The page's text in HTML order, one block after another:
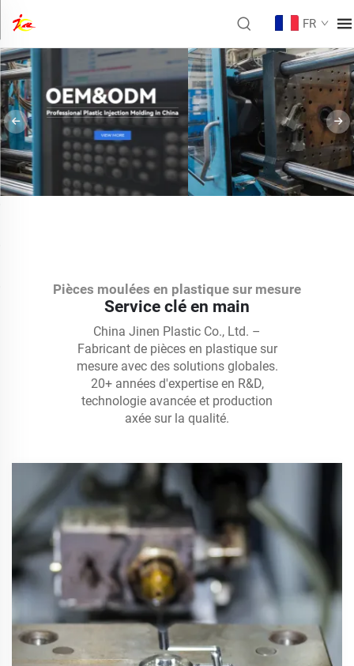
FR
Pièces moulées en plastique sur mesure
Service clé en main
China Jinen Plastic Co., Ltd. –
Fabricant de pièces en plastique sur
mesure avec des solutions globales.
20+ années d'expertise en R&D,
technologie avancée et production
axée sur la qualité.